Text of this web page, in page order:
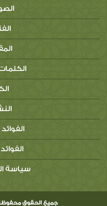
سياسة
جميع الحقوق محفوظة